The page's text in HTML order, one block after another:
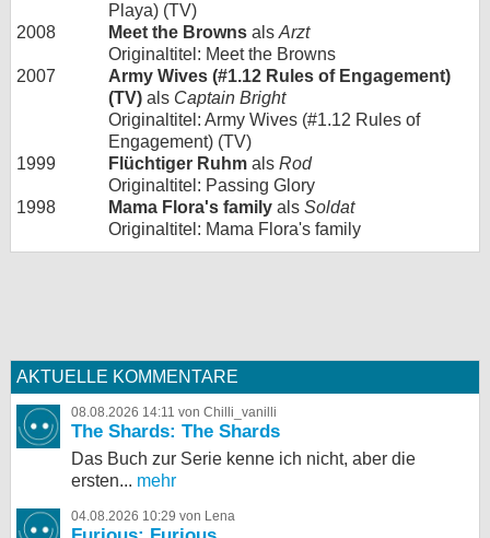
Playa) (TV)
2008
Meet the Browns als Arzt
Originaltitel: Meet the Browns
2007
Army Wives (#1.12 Rules of Engagement)
(TV) als Captain Bright
Originaltitel: Army Wives (#1.12 Rules of
Engagement) (TV)
1999
Flüchtiger Ruhm als Rod
Originaltitel: Passing Glory
1998
Mama Flora's family als Soldat
Originaltitel: Mama Flora's family
AKTUELLE KOMMENTARE
08.08.2026 14:11 von Chilli_vanilli
The Shards: The Shards
Das Buch zur Serie kenne ich nicht, aber die
ersten... mehr
04.08.2026 10:29 von Lena